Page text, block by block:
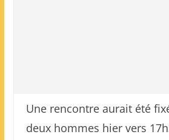
Une rencontre aurait été
deux hommes hier vers